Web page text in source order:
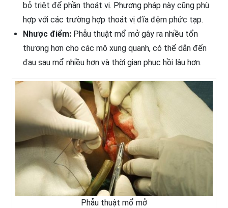
bỏ triệt để phần thoát vị. Phương pháp này cũng phù
hợp với các trường hợp thoát vị đĩa đệm phức tạp.
Nhược điểm: Phẫu thuật mổ mở gây ra nhiều tổn
thương hơn cho các mô xung quanh, có thể dẫn đến
đau sau mổ nhiều hơn và thời gian phục hồi lâu hơn.
Phẫu thuật mổ mở